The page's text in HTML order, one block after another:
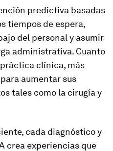
predictiva basadas
tiempos de espera,
del personal y asumir
administrativa. Cuanto
clínica, más
aumentar sus
tales como la cirugía y
cada diagnóstico y
crea experiencias que